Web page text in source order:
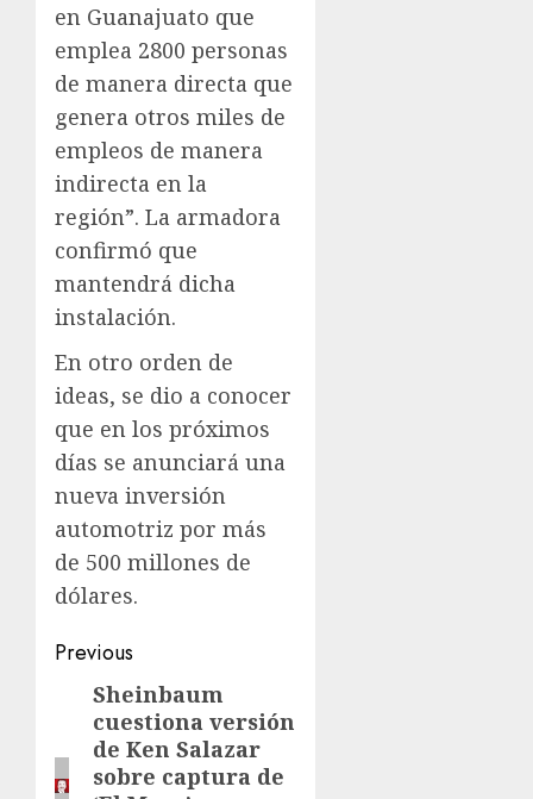
en Guanajuato que
emplea 2800 personas
de manera directa que
genera otros miles de
empleos de manera
indirecta en la
región”. La armadora
confirmó que
mantendrá dicha
instalación.
En otro orden de
ideas, se dio a conocer
que en los próximos
días se anunciará una
nueva inversión
automotriz por más
de 500 millones de
dólares.
Previous
Sheinbaum
cuestiona versión
de Ken Salazar
sobre captura de